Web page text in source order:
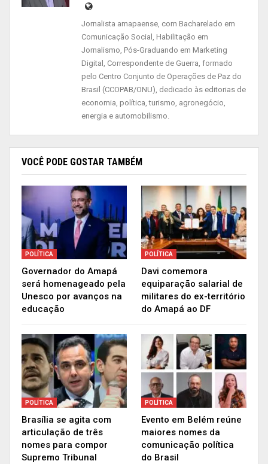
participantes irão receber um e-mail com o dia,
horário e o link da conferência .
Leia também:
Rinaldo Farias apresenta Escola
Judiciária Eleitoral, do TRE/AP
Juiz eleitoral de Macapá fala das
Para participar do curso é necessário fazer a
inscrição, de forma gratuita (clique aqui para
fazer a inscrição). A capacitação tem quatro
módulos referentes as eleições sendo
ministradas por servidores do Tribunal Eleitoral
que possuem conhecimento nos assuntos.
Para se inscrever acesse: www-tre-ap.jus.br
Publicidade (x)
Jornalista amapaense, com Bacharelado em
Comunicação Social, Habilitação em
Jornalismo, Pós-Graduando em Marketing
Digital, Correspondente de Guerra, formado
pelo Centro Conjunto de Operações de Paz do
Brasil (CCOPAB/ONU), dedicado às editorias de
economia, política, turismo, agronegócio,
energia e automobilismo.
VOCÊ PODE GOSTAR TAMBÉM
POLÍTICA
Governador do Amapá
será homenageado pela
Unesco por avanços na
educação
POLÍTICA
Davi comemora
equiparação salarial de
militares do ex-território
do Amapá ao DF
POLÍTICA
Brasília se agita com
articulação de três
nomes para compor
Supremo Tribunal
POLÍTICA
Evento em Belém reúne
maiores nomes da
comunicação política
do Brasil